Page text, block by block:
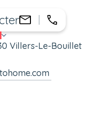
085/
Changer de langue
Villers-Le-Bouillet